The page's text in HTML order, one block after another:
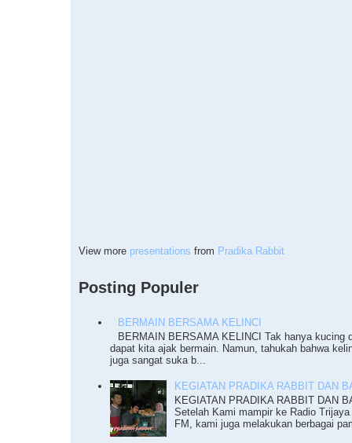
View more presentations from Pradika Rabbit
Posting Populer
BERMAIN BERSAMA KELINCI
BERMAIN BERSAMA KELINCI Tak hanya kucing
dapat kita ajak bermain. Namun, tahukah bahwa
juga sangat suka b...
KEGIATAN PRADIKA RABBIT DAN
KEGIATAN PRADIKA RABBIT DAN
Setelah Kami mampir ke Radio
FM, kami juga melakukan berbagai